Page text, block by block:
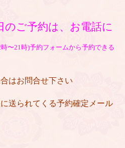
のご予約は、お電話に
時〜21時)予約フォームから予約できる
はお問合せ下さい
送られてくる予約確定メール